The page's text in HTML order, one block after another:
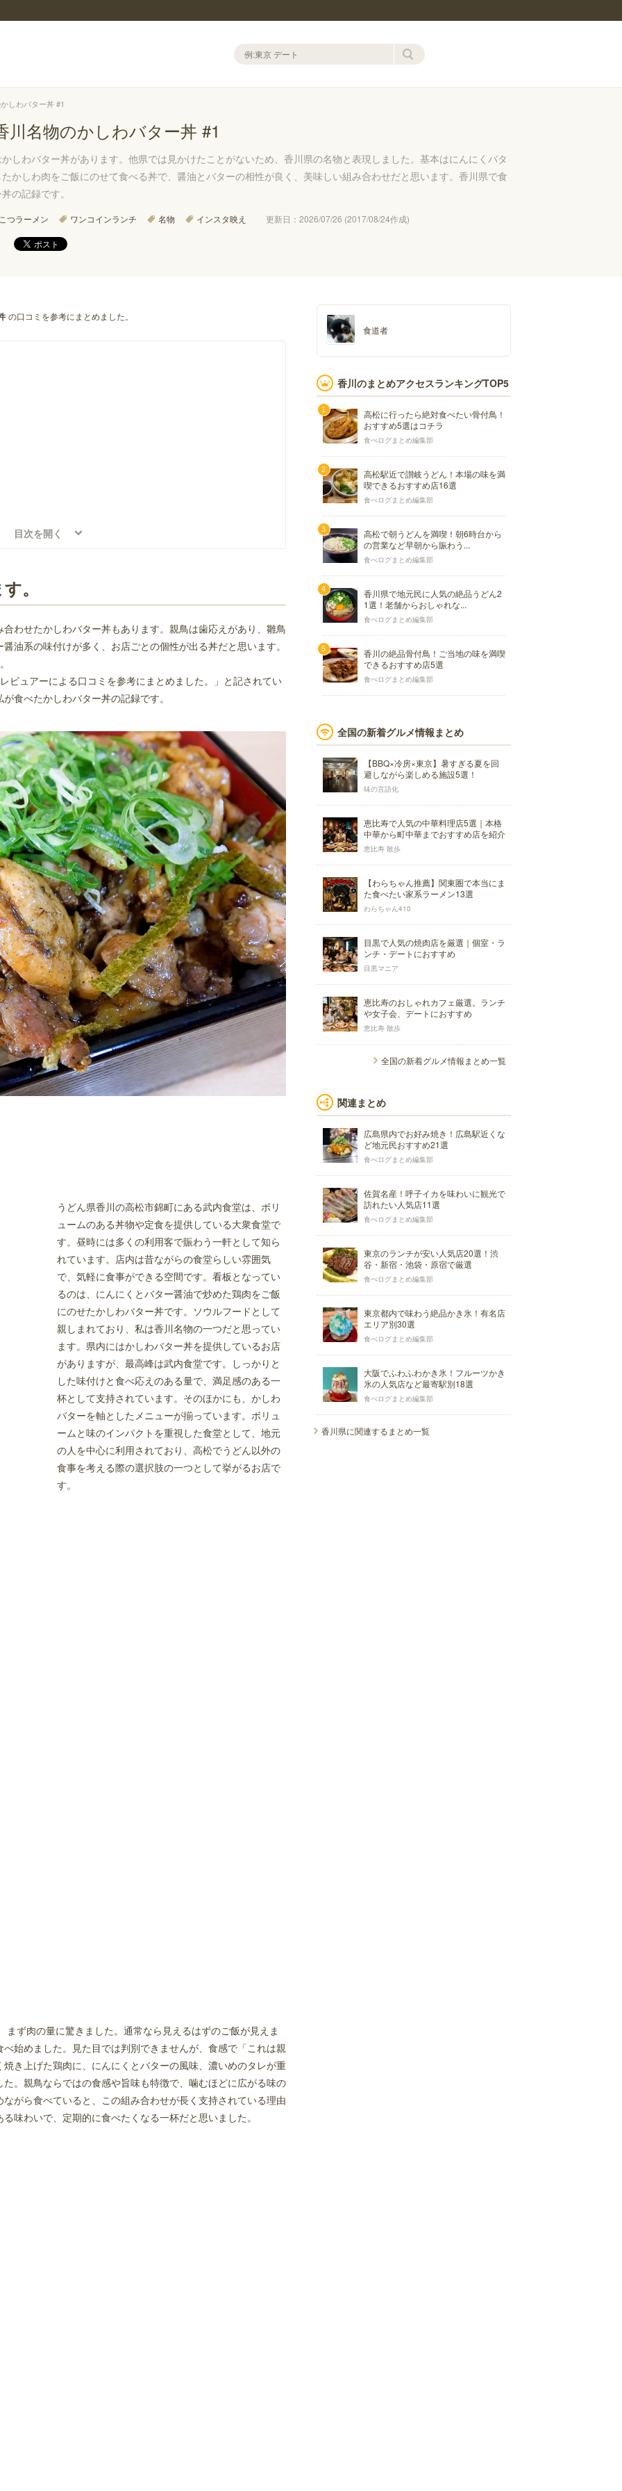
しわバター丼 #1
川名物のかしわバター丼 #1
しわバター丼があります。他県では見かけたことがないため、香川県の名物と表現しました。基本はにんにくバタ
かしわ肉をご飯にのせて食べる丼で、醤油とバターの相性が良く、美味しい組み合わせだと思います。香川県で食
の記録です。
つラーメン ワンコインランチ 名物 インスタ映え 更新日：2026/07/26 (2017/08/24作成)
の口コミを参考にまとめました。
目次を開く
。
わせたかしわバター丼もあります。親鳥は歯応えがあり、雛鳥
油系の味付けが多く、お店ごとの個性が出る丼だと思います。
ビュアーによる口コミを参考にまとめました。」と記されてい
食べたかしわバター丼の記録です。
うどん県香川の高松市錦町にある武内食堂は、ボリ
ュームのある丼物や定食を提供している大衆食堂で
す。昼時には多くの利用客で賑わう一軒として知ら
れています。店内は昔ながらの食堂らしい雰囲気
で、気軽に食事ができる空間です。看板となってい
るのは、にんにくとバター醤油で炒めた鶏肉をご飯
にのせたかしわバター丼です。ソウルフードとして
親しまれており、私は香川名物の一つだと思ってい
ます。県内にはかしわバター丼を提供しているお店
がありますが、最高峰は武内食堂です。しっかりと
した味付けと食べ応えのある量で、満足感のある一
杯として支持されています。そのほかにも、かしわ
バターを軸としたメニューが揃っています。ボリュ
ームと味のインパクトを重視した食堂として、地元
の人を中心に利用されており、高松でうどん以外の
食事を考える際の選択肢の一つとして挙がるお店で
す。
ず肉の量に驚きました。通常なら見えるはずのご飯が見えま
始めました。見た目では判別できませんが、食感で「これは親
き上げた鶏肉に、にんにくとバターの風味、濃いめのタレが重
。親鳥ならではの食感や旨味も特徴で、噛むほどに広がる味の
がら食べていると、この組み合わせが長く支持されている理由
味わいで、定期的に食べたくなる一杯だと思いました。
食道者
香川のまとめアクセスランキングTOP5
高松に行ったら絶対食べたい骨付鳥！
おすすめ5選はコチラ
食べログまとめ編集部
高松駅近で讃岐うどん！本場の味を満
喫できるおすすめ店16選
食べログまとめ編集部
高松で朝うどんを満喫！朝6時台から
の営業など早朝から賑わう...
食べログまとめ編集部
香川県で地元民に人気の絶品うどん2
1選！老舗からおしゃれな...
食べログまとめ編集部
香川の絶品骨付鳥！ご当地の味を満喫
できるおすすめ店5選
食べログまとめ編集部
全国の新着グルメ情報まとめ
【BBQ×冷房×東京】暑すぎる夏を回
避しながら楽しめる施設5選！
味の言語化
恵比寿で人気の中華料理店5選｜本格
中華から町中華までおすすめ店を紹介
恵比寿 散歩
【わらちゃん推薦】関東圏で本当にま
た食べたい家系ラーメン13選
わらちゃん410
目黒で人気の焼肉店を厳選｜個室・ラ
ンチ・デートにおすすめ
目黒マニア
恵比寿のおしゃれカフェ厳選。ランチ
や女子会、デートにおすすめ
恵比寿 散歩
全国の新着グルメ情報まとめ一覧
関連まとめ
広島県内でお好み焼き！広島駅近くな
ど地元民おすすめ21選
食べログまとめ編集部
佐賀名産！呼子イカを味わいに観光で
訪れたい人気店11選
食べログまとめ編集部
東京のランチが安い人気店20選！渋
谷・新宿・池袋・原宿で厳選
食べログまとめ編集部
東京都内で味わう絶品かき氷！有名店
エリア別30選
食べログまとめ編集部
大阪でふわふわかき氷！フルーツかき
氷の人気店など最寄駅別18選
食べログまとめ編集部
香川県に関連するまとめ一覧